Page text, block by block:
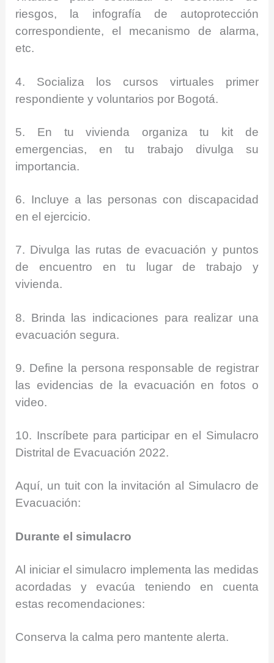
riesgos, la infografía de autoprotección
correspondiente, el mecanismo de alarma,
etc.
4. Socializa los cursos virtuales primer
respondiente y voluntarios por Bogotá.
5. En tu vivienda organiza tu kit de
emergencias, en tu trabajo divulga su
importancia.
6. Incluye a las personas con discapacidad
en el ejercicio.
7. Divulga las rutas de evacuación y puntos
de encuentro en tu lugar de trabajo y
vivienda.
8. Brinda las indicaciones para realizar una
evacuación segura.
9. Define la persona responsable de registrar
las evidencias de la evacuación en fotos o
video.
10. Inscríbete para participar en el Simulacro
Distrital de Evacuación 2022.
Aquí, un tuit con la invitación al Simulacro de
Evacuación:
Durante el simulacro
Al iniciar el simulacro implementa las medidas
acordadas y evacúa teniendo en cuenta
estas recomendaciones:
Conserva la calma pero mantente alerta.